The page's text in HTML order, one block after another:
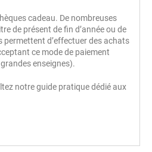
cadeau. De nombreuses
de présent de fin d’année ou de
permettent d’effectuer des achats
ce mode de paiement
enseignes).
notre guide pratique dédié aux